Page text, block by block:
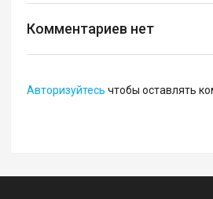
Комментариев нет
Авторизуйтесь чтобы оставлять